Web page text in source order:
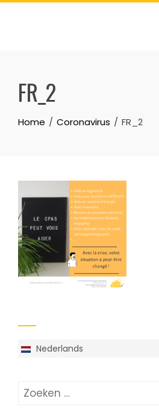
FR_2
Home Coronavirus FR_2
Nederlands